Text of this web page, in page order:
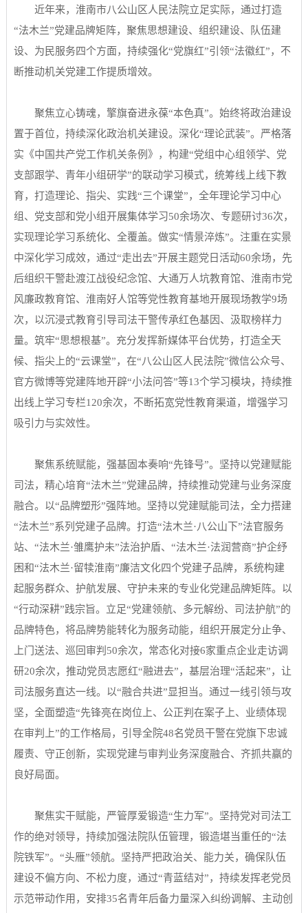
近年来，淮南市八公山区人民法院立足实际，通过打造
“法木兰”党建品牌矩阵，聚焦思想建设、组织建设、队伍建
设、为民服务四个方面，持续强化“党旗红”引领“法徽红”，不
断推动机关党建工作提质增效。
聚焦立心铸魂，擎旗奋进永葆“本色真”。始终将政治建设
置于首位，持续深化政治机关建设。深化“理论武装”。严格落
实《中国共产党工作机关条例》，构建“党组中心组领学、党
支部跟学、青年小组研学”的联动学习模式，统筹线上线下教
育，打造理论、指尖、实践“三个课堂”，全年理论学习中心
组、党支部和党小组开展集体学习50余场次、专题研讨36次，
实现理论学习系统化、全覆盖。做实“情景淬炼”。注重在实景
中深化学习成效，通过“走出去”开展主题党日活动60余场，先
后组织干警赴渡江战役纪念馆、大通万人坑教育馆、淮南市党
风廉政教育馆、淮南好人馆等党性教育基地开展现场教学9场
次，以沉浸式教育引导司法干警传承红色基因、汲取榜样力
量。筑牢“思想根基”。充分发挥新媒体平台优势，打造全天
候、指尖上的“云课堂”，在“八公山区人民法院”微信公众号、
官方微博等党建阵地开辟“小法问答”等13个学习模块，持续推
出线上学习专栏120余次，不断拓宽党性教育渠道，增强学习
吸引力与实效性。
聚焦系统赋能，强基固本奏响“先锋号”。坚持以党建赋能
司法，精心培育“法木兰”党建品牌，持续推动党建与业务深度
融合。以“品牌塑形”强阵地。坚持以党建赋能司法，全力搭建
“法木兰”系列党建子品牌。打造“法木兰·八公山下”法官服务
站、“法木兰·雏鹰护未”法治护盾、“法木兰·法润营商”护企纾
困和“法木兰·留犊淮南”廉洁文化四个党建子品牌，系统构建
起服务群众、护航发展、守护未来的专业化党建品牌矩阵。以
“行动深耕”践宗旨。立足“党建领航、多元解纷、司法护航”的
品牌特色，将品牌势能转化为服务动能，组织开展定分止争、
上门送法、巡回审判50余次，常态化对接6家重点企业走访调
研20余次，推动党员志愿红“融进去”，基层治理“活起来”，让
司法服务直达一线。以“融合共进”显担当。通过一线引领与攻
坚，全面塑造“先锋亮在岗位上、公正判在案子上、业绩体现
在审判上”的工作格局，引导全院48名党员干警在党旗下忠诚
履责、守正创新，实现党建与审判业务深度融合、齐抓共赢的
良好局面。
聚焦实干赋能，严管厚爱锻造“生力军”。坚持党对司法工
作的绝对领导，持续加强法院队伍管理，锻造堪当重任的“法
院铁军”。“头雁”领航。坚持严把政治关、能力关，确保队伍
建设不偏方向、不松力度，通过“青蓝结对”，持续发挥老党员
示范带动作用，安排35名青年后备力量深入纠纷调解、主动创